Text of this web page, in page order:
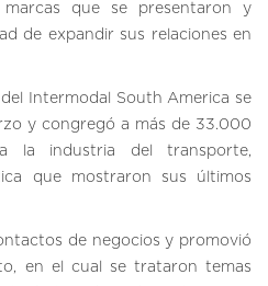
que se presentaron y
de expandir sus relaciones en
Intermodal South America se
y congregó a más de 33.000
a la industria del transporte,
que mostraron sus últimos
de negocios y promovió
en el cual se trataron temas